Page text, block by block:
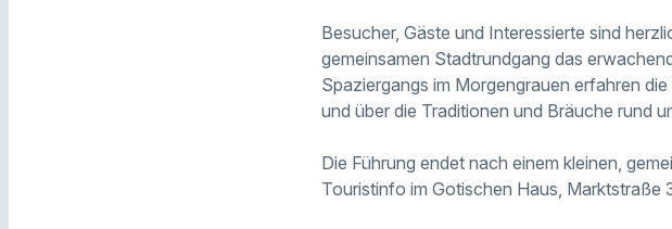
Besucher, Gäste und Interessierte sind
gemeinsamen Stadtrundgang das
Spaziergangs im Morgengrauen erfahren
und über die Traditionen und Bräuche rund
Die Führung endet nach einem kleinen,
Touristinfo im Gotischen Haus, Marktstraße